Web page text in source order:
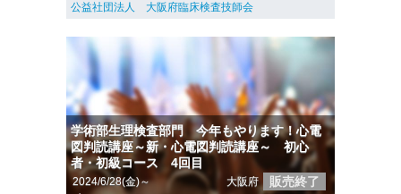
公益社団法人 大阪府臨床検査技師会
学術部生理検査部門 今年もやります！心電
図判読講座～新・心電図判読講座～ 初心
者・初級コース 4回目
2024/6/28(金)～ 大阪府 販売終了